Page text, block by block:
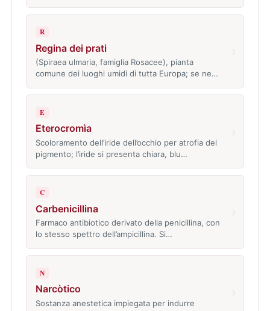
R
Regina dei prati
(Spiraea ulmaria, famiglia Rosacee), pianta
comune dei luoghi umidi di tutta Europa; se ne…
E
Eterocromìa
Scoloramento dell’iride dell’occhio per atrofia del
pigmento; l’iride si presenta chiara, blu…
C
Carbenicillina
Farmaco antibiotico derivato della penicillina, con
lo stesso spettro dell’ampicillina. Si…
N
Narcòtico
Sostanza anestetica impiegata per indurre